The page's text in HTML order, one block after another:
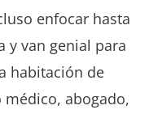
enfocar hasta
y van genial para
habitación de
abogado,